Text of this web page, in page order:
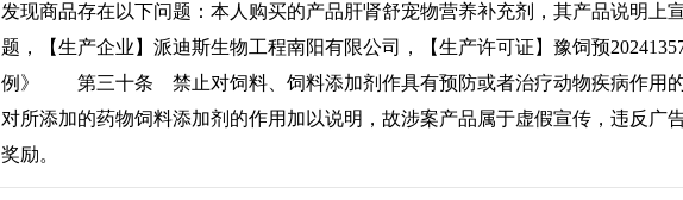
发现商品存在以下问题：本人购买的产品肝肾舒宠物营养补充剂，其产品说明上
题，【生产企业】派迪斯生物工程南阳有限公司，【生产许可证】豫饲预
例》 第三十条 禁止对饲料、饲料添加剂作具有预防或者治疗动物疾病作用的
对所添加的药物饲料添加剂的作用加以说明，故涉案产品属于虚假宣传，违反
奖励。